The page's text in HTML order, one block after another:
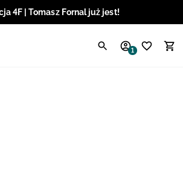
4F | Tomasz Fornal już jest!
1